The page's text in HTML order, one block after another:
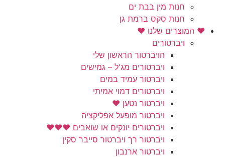
חנות מין בבת ים
חנות סקס ברמת גן
❤️ המוצרים שלנו ❤️
ויברטורים
הויברטור הראשון שלי
ויברטורים מג'ל – גמישים
ויברטור עמיד במים
ויברטורים דמוי אמיתי
ויברטור נטען ❤️
ויברטור מופעל אפליקציה
ויברטורים יונקים או שואבים ❤️❤️❤️
ויברטור רך ויברטור סייבר סקין
ויברטור ארנבון